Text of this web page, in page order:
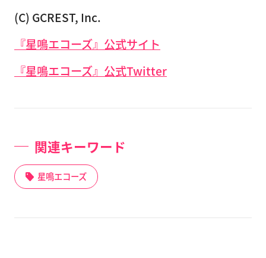
(C) GCREST, Inc.
『星鳴エコーズ』公式サイト
『星鳴エコーズ』公式Twitter
関連キーワード
星鳴エコーズ